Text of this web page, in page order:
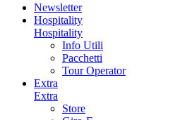
Newsletter
Hospitality
Hospitality
Info Utili
Pacchetti
Tour Operator
Extra
Extra
Store